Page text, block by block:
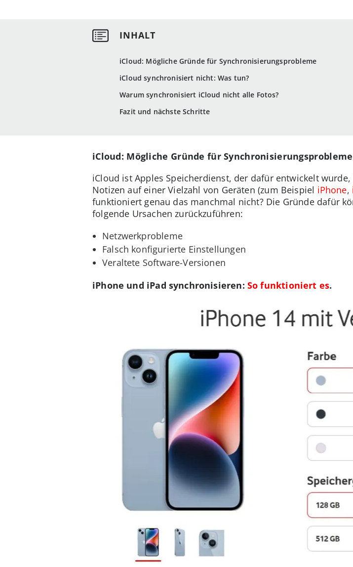
iCloud: Mögliche Gründe für Synchronisierungsprobleme
iCloud synchronisiert nicht: Was tun?
Warum synchronisiert iCloud nicht alle Fotos?
Fazit und nächste Schritte
iCloud: Mögliche Gründe für Synchronisierungsprobleme
iCloud ist Apples Speicherdienst, der dafür entwickelt
Notizen auf einer Vielzahl von Geräten (zum Beispiel iPhone,
funktioniert genau das manchmal nicht? Die Gründe dafür
folgende Ursachen zurückzuführen:
Netzwerkprobleme
Falsch konfigurierte Einstellungen
Veraltete Software-Versionen
iPhone und iPad synchronisieren: So funktioniert es.